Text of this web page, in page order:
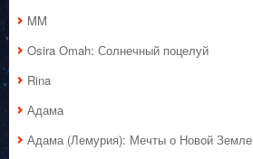
MM
Osira Omah: Солнечный поцелуй
Rina
Адама
Адама (Лемурия): Мечты о Новой Земле